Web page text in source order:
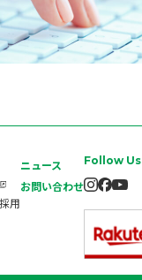
用
ニュース
お問い合わせ
Follow Us